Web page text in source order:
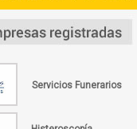
Servicios Funerarios